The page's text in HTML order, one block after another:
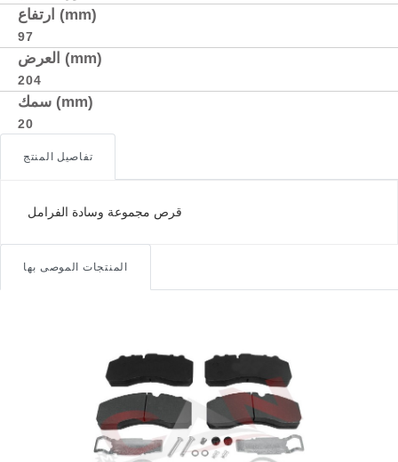
ارتفاع (mm)
97
العرض (mm)
204
سمك (mm)
20
تفاصيل المنتج
قرص مجموعة وسادة الفرامل
المنتجات الموصى بها